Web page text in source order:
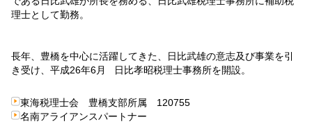
理士として勤務。
長年、豊橋を中心に活躍してきた、日比武雄の意志及び事業を引
き受け、平成26年6月 日比孝昭税理士事務所を開設。
東海税理士会 豊橋支部所属 120755
名南アライアンスパートナー